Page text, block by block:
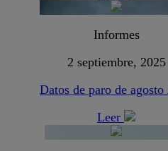
Informes
2 septiembre, 2025
Datos de paro de agosto
Leer